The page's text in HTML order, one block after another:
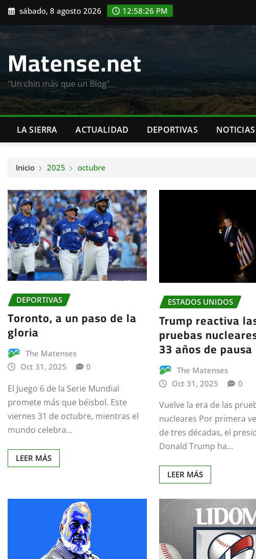
Saltar
contenido
sábado, 8 agosto 2026 12:58:27 PM
Matense.net
"Un chin más que un Blog"
LA SIERRA ACTUALIDAD DEPORTIVAS NOTICIAS
Inicio 2025 octubre
DEPORTIVAS
Toronto, a un paso de la
gloria
The Matenses
Oct 31, 2025
0
El Juego 6 de la Serie Mundial
promete más que béisbol. Este
viernes 31 de octubre, mientras el
mundo celebra…
LEER MÁS
ESTADOS UNIDOS
Trump reactiva
pruebas
33 años de pausa
The Matenses
Oct 31, 2025
0
Vuelve la era de las
nucleares Por primera
de tres décadas, el
Donald Trump ha…
LEER MÁS